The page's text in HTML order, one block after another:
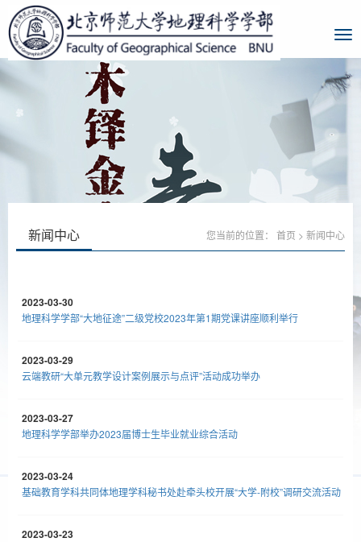
新闻中心 您当前的位置： 首页 > 新闻中心
2023-03-30
地理科学学部“大地征途”二级党校2023年第1期党课讲座顺利举行
2023-03-29
云端教研“大单元教学设计案例展示与点评”活动成功举办
2023-03-27
地理科学学部举办2023届博士生毕业就业综合活动
2023-03-24
基础教育学科共同体地理学科秘书处赴牵头校开展“大学-附校”调研交流活动
2023-03-23